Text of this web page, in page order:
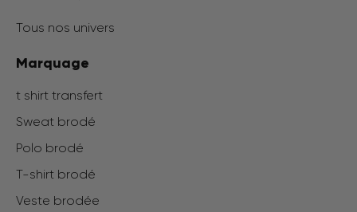
Tous nos univers
Marquage
t shirt transfert
Sweat brodé
Polo brodé
T-shirt brodé
Veste brodée